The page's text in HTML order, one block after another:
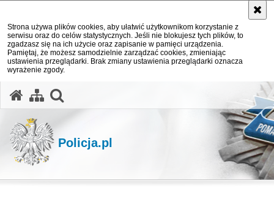
Strona używa plików cookies, aby ułatwić użytkownikom korzystanie z
serwisu oraz do celów statystycznych. Jeśli nie blokujesz tych plików, to
zgadzasz się na ich użycie oraz zapisanie w pamięci urządzenia.
Pamiętaj, że możesz samodzielnie zarządzać cookies, zmieniając
ustawienia przeglądarki. Brak zmiany ustawienia przeglądarki oznacza
wyrażenie zgody.
Policja.pl